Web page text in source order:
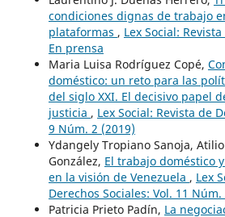
condiciones dignas de trabajo
plataformas , Lex Social:
En prensa
Maria Luisa Rodríguez Copé,
doméstico: un reto para las
del siglo XXI. El decisivo papel
justicia , Lex Social: Revista de
9 Núm. 2 (2019)
Ydangely Tropiano Sanoja,
González, El trabajo doméstico
en la visión de Venezuela , Lex
Derechos Sociales: Vol. 11 Núm.
Patricia Prieto Padín, La